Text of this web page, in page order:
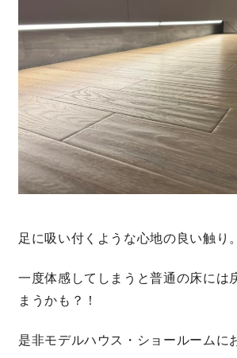
足に吸い付くような心地の良い触り。
一度体感してしまうと普通の床には
まうかも？！
是非モデルハウス・ショールームに